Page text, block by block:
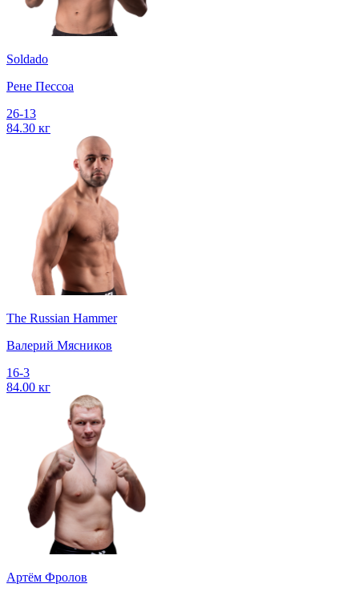
Soldado
Рене Пессоа
26-13
84.30 кг
The Russian Hammer
Валерий Мясников
16-3
84.00 кг
Артём Фролов